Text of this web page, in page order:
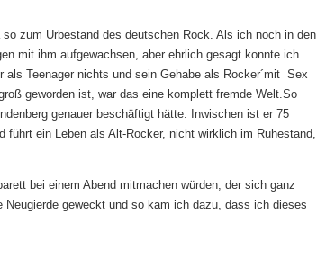
zum Urbestand des deutschen Rock. Als ich noch in den
mit ihm aufgewachsen, aber ehrlich gesagt konnte ich
Teenager nichts und sein Gehabe als Rocker´mit Sex
geworden ist, war das eine komplett fremde Welt.So
genauer beschäftigt hätte. Inwischen ist er 75
ein Leben als Alt-Rocker, nicht wirklich im Ruhestand,
bei einem Abend mitmachen würden, der sich ganz
geweckt und so kam ich dazu, dass ich dieses